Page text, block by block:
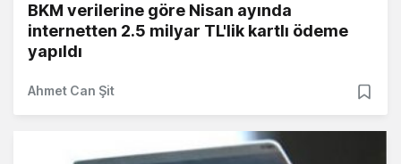
BKM verilerine göre Nisan ayında
internetten 2.5 milyar TL'lik kartlı ödeme
yapıldı
Ahmet Can Şit